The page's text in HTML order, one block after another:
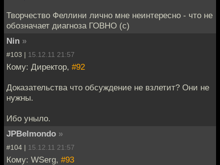
Творчество Феллини лично мне неинтересно - что не
обозначает диагноза ГОВНО (с)
Nin »
#103 | 15.12.11 21:57
Кому: Директор, #92
Доказательства что обсуждение не взлетит? Они не
нужны.
Ибо уныло.
JPBelmondo »
#104 | 15.12.11 21:57
Кому: WSerg, #93